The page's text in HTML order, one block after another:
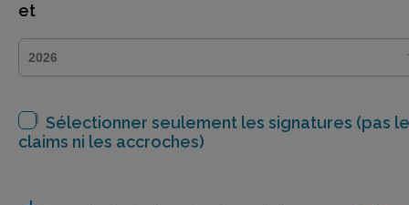
et
Sélectionner seulement les signatures (pas
claims ni les accroches)